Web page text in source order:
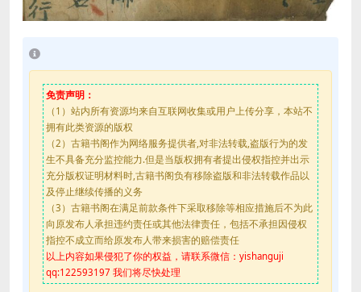
免责声明：
（1）站内所有资源均来自互联网收集或用户上传分享，本站不
拥有此类资源的版权
（2）古籍书阁作为网络服务提供者,对非法转载,盗版行为的发
生不具备充分监控能力.但是当版权拥有者提出侵权指控并出示
充分版权证明材料时,古籍书阁负有移除盗版和非法转载作品以
及停止继续传播的义务
（3）古籍书阁在满足前款条件下采取移除等相应措施后不为此
向原发布人承担违约责任或其他法律责任，包括不承担因侵权
指控不成立而给原发布人带来损害的赔偿责任
以上内容如果侵犯了你的权益，请联系微信：yishanguji
qq:122593197 我们将尽快处理